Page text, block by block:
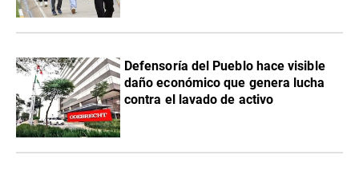
Defensoría del Pueblo hace visible
daño económico que genera lucha
contra el lavado de activo